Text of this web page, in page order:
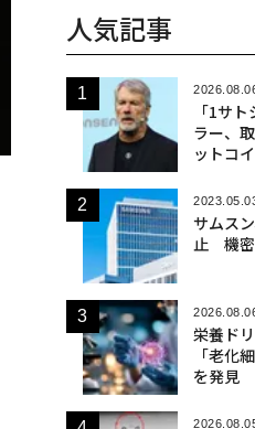
人気記事
「1サ
ラー、
ットコ
サムス
止 機密
栄養ド
「老化
を発見